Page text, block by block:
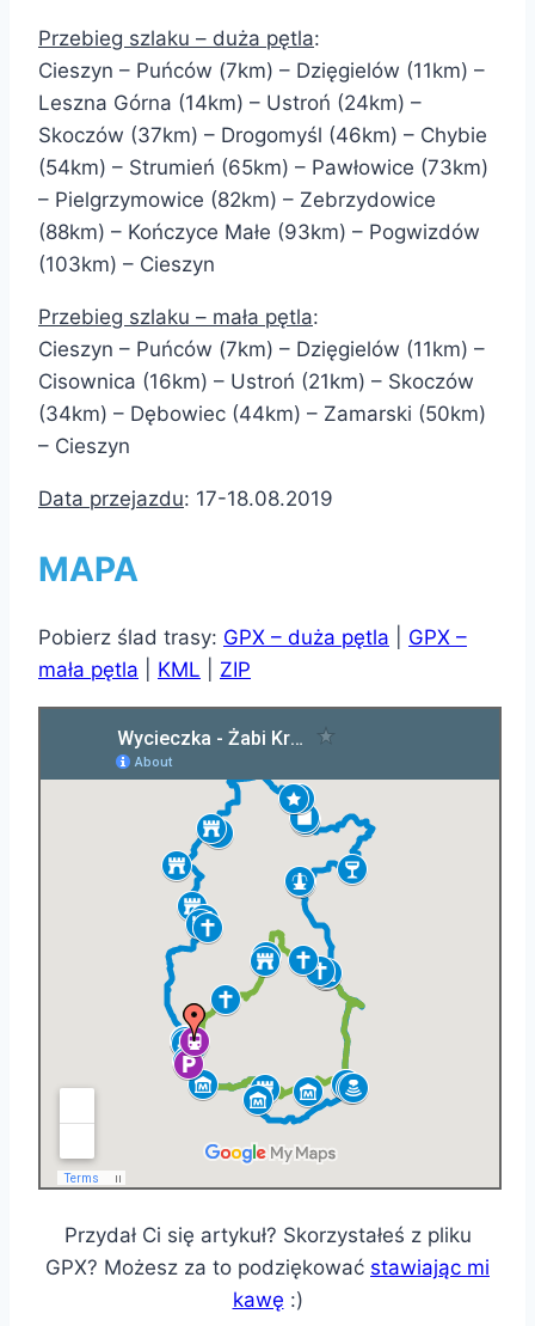
Przebieg szlaku – duża pętla:
Cieszyn – Puńców (7km) – Dzięgielów (11km) –
Leszna Górna (14km) – Ustroń (24km) –
Skoczów (37km) – Drogomyśl (46km) – Chybie
(54km) – Strumień (65km) – Pawłowice (73km)
– Pielgrzymowice (82km) – Zebrzydowice
(88km) – Kończyce Małe (93km) – Pogwizdów
(103km) – Cieszyn
Przebieg szlaku – mała pętla:
Cieszyn – Puńców (7km) – Dzięgielów (11km) –
Cisownica (16km) – Ustroń (21km) – Skoczów
(34km) – Dębowiec (44km) – Zamarski (50km)
– Cieszyn
Data przejazdu: 17-18.08.2019
MAPA
Pobierz ślad trasy: GPX – duża pętla
GPX –
mała pętla
KML ZIP
Przydał Ci się artykuł? Skorzystałeś z pliku
GPX? Możesz za to podziękować stawiając mi
kawę :)